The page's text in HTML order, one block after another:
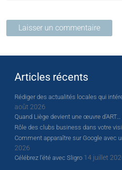
Articles récents
Rédiger des actualités locales qui
août 2026
Quand Liège devient une œuvre
Rôle des clubs business dans votre
Comment apparaître sur Google avec
2026
Célébrez l’été avec Sligro 14 juillet